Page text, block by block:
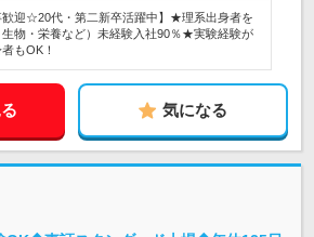
歓迎☆20代・第二新卒活躍中】★理系出身者を
物・栄養など）未経験入社90％★実験経験が
もOK！
気になる